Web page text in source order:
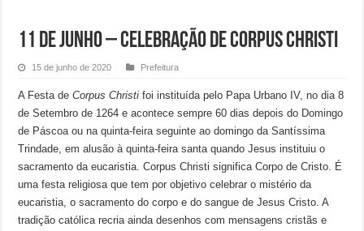
11 DE JUNHO – CELEBRAÇÃO DE CORPUS CHRISTI
15 de junho de 2020 Prefeitura
A Festa deCorpus Christi foi instituída pelo Papa Urbano IV, no dia 8
de Setembro de 1264 e acontece sempre 60 dias depois do Domingo
de Páscoa ou na quinta-feira seguinte ao domingo da Santíssima
Trindade, em alusão à quinta-feira santa quando Jesus instituiu o
sacramento da eucaristia. Corpus Christi significa Corpo de Cristo. É
uma festa religiosa que tem por objetivo celebrar o mistério da
eucaristia, o sacramento do corpo e do sangue de Jesus Cristo. A
tradição católica recria ainda desenhos com mensagens cristãs e